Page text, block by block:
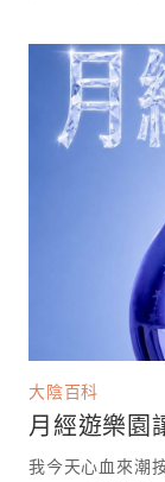
大陰百科
月經遊樂園
我今天心血來潮